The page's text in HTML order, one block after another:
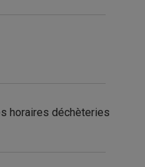
horaires déchèteries